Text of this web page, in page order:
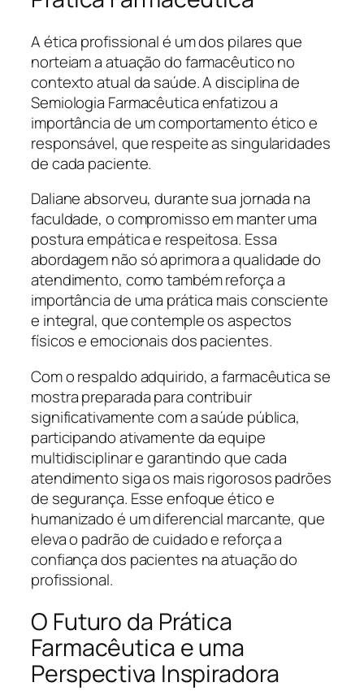
A ética profissional é um dos pilares que
norteiam a atuação do farmacêutico no
contexto atual da saúde. A disciplina de
Semiologia Farmacêutica enfatizou a
importância de um comportamento ético e
responsável, que respeite as singularidades
de cada paciente.
Daliane absorveu, durante sua jornada na
faculdade, o compromisso em manter uma
postura empática e respeitosa. Essa
abordagem não só aprimora a qualidade do
atendimento, como também reforça a
importância de uma prática mais consciente
e integral, que contemple os aspectos
físicos e emocionais dos pacientes.
Com o respaldo adquirido, a farmacêutica se
mostra preparada para contribuir
significativamente com a saúde pública,
participando ativamente da equipe
multidisciplinar e garantindo que cada
atendimento siga os mais rigorosos padrões
de segurança. Esse enfoque ético e
humanizado é um diferencial marcante, que
eleva o padrão de cuidado e reforça a
confiança dos pacientes na atuação do
profissional.
O Futuro da Prática
Farmacêutica e uma
Perspectiva Inspiradora